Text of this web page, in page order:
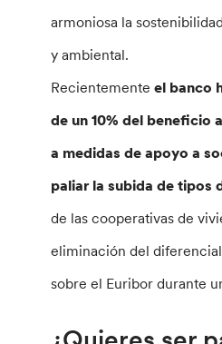
armoniosa la
y ambiental.
Recientementeel banco
de un 10% del beneficio
a medidas de apoyo a
paliar la subida de tipos
de las cooperativas de
eliminación del
sobre el Euribor durante